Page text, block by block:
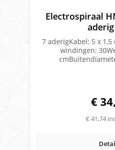
Electrospiraal
7 aderigKabel: 5 x 1,5
windingen:
€
€ 41,74